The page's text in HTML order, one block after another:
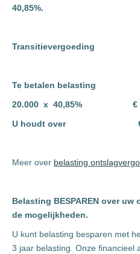
40,85%.
Transitievergoeding
Te betalen belasting
20.000 x 40,85% €
U houdt over €
Meer over belasting
Belasting BESPAREN over
de mogelijkheden.
U kunt belasting besparen met
3 jaar belasting. Onze financieel